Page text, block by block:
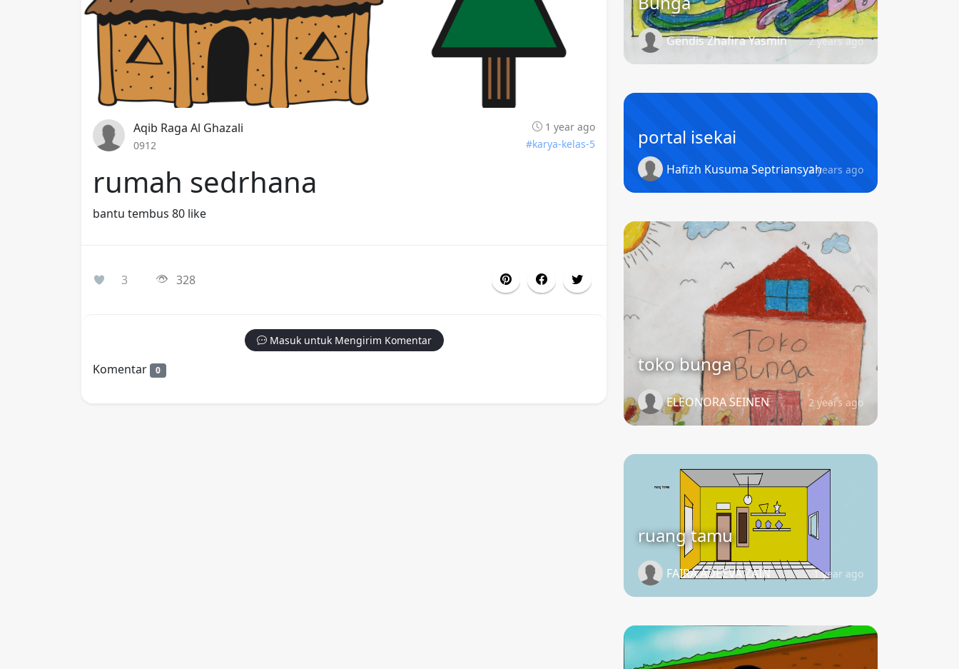
Aqib Raga Al Ghazali
1 year ago
0912
#karya-kelas-5
rumah sedrhana
bantu tembus 80 like
3 328
Masuk untuk Mengirim Komentar
Komentar 0
Gendis Zhafira Yasmin 2 years ago
portal isekai
Hafizh Kusuma Septriansyah2 years ago
toko bunga
ELEONORA SEINEN 2 years ago
ruang tamu
FAIRA ADEEVA ZAIN 1 year ago